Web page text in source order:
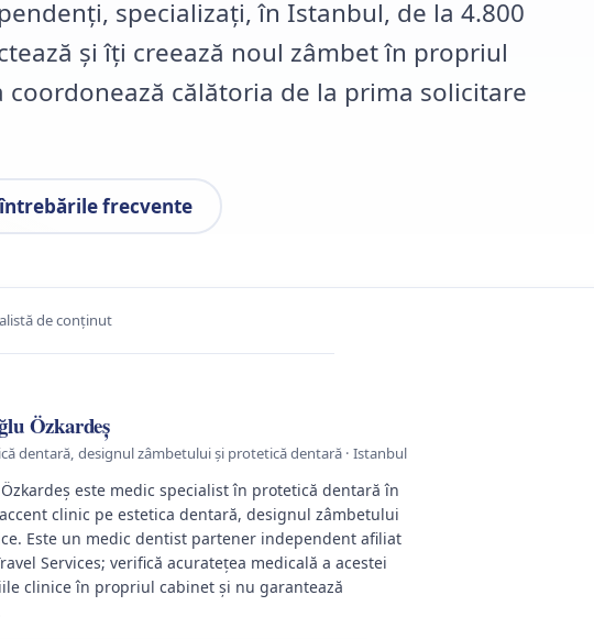
specializați, în Istanbul, de la 4.800
și îți creează noul zâmbet în propriul
călătoria de la prima solicitare
frecvente
de conținut
Özkardeş
dentară, designul zâmbetului și protetică dentară · Istanbul
este medic specialist în protetică dentară în
clinic pe estetica dentară, designul zâmbetului
Este un medic dentist partener independent afiliat
Services; verifică acuratețea medicală a acestei
clinice în propriul cabinet și nu garantează